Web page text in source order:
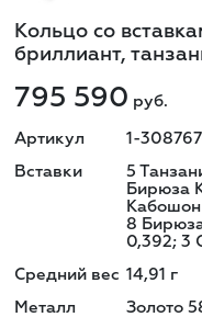
Кольцо со
бриллиант,
795 590 руб.
Артикул 1-
Вставки
5
Бирюза
8
0,392; 3
Средний вес 14,91 г
Металл Золото